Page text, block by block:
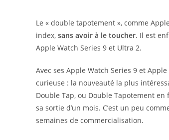
Le « double tapotement », comme
index, sans avoir à le toucher. Il est
Apple Watch Series 9 et Ultra 2.
Avec ses Apple Watch Series 9 et
curieuse : la nouveauté la plus
Double Tap, ou Double Tapotement
sa sortie d’un mois. C’est un peu
semaines de commercialisation.